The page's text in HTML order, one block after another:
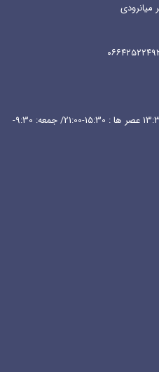
میانرودی
شنبه تاپنجشنبه صبح ها: 8:30 - 13:30 عصر ها : 15:30-21:00/ جمعه: 9:30-